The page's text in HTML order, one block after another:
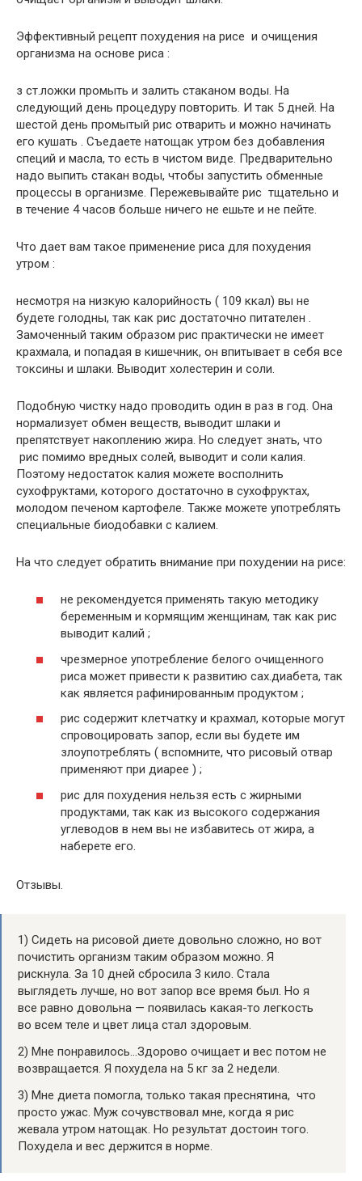
Эффективный рецепт похудения на рисе и очищения
организма на основе риса :
з ст.ложки промыть и залить стаканом воды. На
следующий день процедуру повторить. И так 5 дней. На
шестой день промытый рис отварить и можно начинать
его кушать . Съедаете натощак утром без добавления
специй и масла, то есть в чистом виде. Предварительно
надо выпить стакан воды, чтобы запустить обменные
процессы в организме. Пережевывайте рис тщательно и
в течение 4 часов больше ничего не ешьте и не пейте.
Что дает вам такое применение риса для похудения
утром :
несмотря на низкую калорийность ( 109 ккал) вы не
будете голодны, так как рис достаточно питателен .
Замоченный таким образом рис практически не имеет
крахмала, и попадая в кишечник, он впитывает в себя все
токсины и шлаки. Выводит холестерин и соли.
Подобную чистку надо проводить один в раз в год. Она
нормализует обмен веществ, выводит шлаки и
препятствует накоплению жира. Но следует знать, что
рис помимо вредных солей, выводит и соли калия.
Поэтому недостаток калия можете восполнить
сухофруктами, которого достаточно в сухофруктах,
молодом печеном картофеле. Также можете употреблять
специальные биодобавки с калием.
На что следует обратить внимание при похудении на рисе:
не рекомендуется применять такую методику
беременным и кормящим женщинам, так как рис
выводит калий ;
чрезмерное употребление белого очищенного
риса может привести к развитию сах.диабета, так
как является рафинированным продуктом ;
рис содержит клетчатку и крахмал, которые могут
спровоцировать запор, если вы будете им
злоупотреблять ( вспомните, что рисовый отвар
применяют при диарее ) ;
рис для похудения нельзя есть с жирными
продуктами, так как из высокого содержания
углеводов в нем вы не избавитесь от жира, а
наберете его.
Отзывы.
1) Сидеть на рисовой диете довольно сложно, но вот
почистить организм таким образом можно. Я
рискнула. За 10 дней сбросила 3 кило. Стала
выглядеть лучше, но вот запор все время был. Но я
все равно довольна — появилась какая-то легкость
во всем теле и цвет лица стал здоровым.
2) Мне понравилось…Здорово очищает и вес потом не
возвращается. Я похудела на 5 кг за 2 недели.
3) Мне диета помогла, только такая преснятина, что
просто ужас. Муж сочувствовал мне, когда я рис
жевала утром натощак. Но результат достоин того.
Похудела и вес держится в норме.